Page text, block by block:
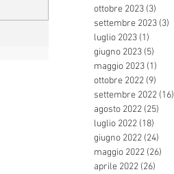
ottobre 2023 (3)
settembre 2023 (3)
luglio 2023 (1)
giugno 2023 (5)
maggio 2023 (1)
ottobre 2022 (9)
settembre 2022 (16)
agosto 2022 (25)
luglio 2022 (18)
giugno 2022 (24)
maggio 2022 (26)
aprile 2022 (26)